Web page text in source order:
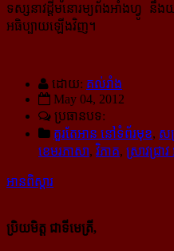
ទស្សនាវដ្ដីមនោរម្យព័ងអាំងហ្វូ នឹ
អធិប្បាយឡើងវិញ។
ដោយ: គល់រាំង
May 04, 2012
ប្រធានបទ:
គួរតែអាន នៅទំព័រមុខ, ស
ខេមរភាសា, វិភាគ, ស្រាវជ្រា
អានពិស្ដារ
ប្រិយមិត្ត ជាទីមេត្រី,